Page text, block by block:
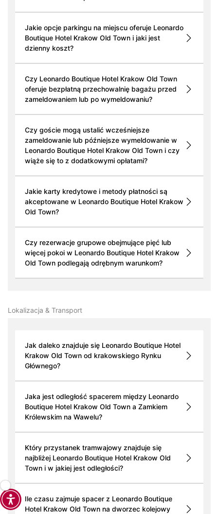
Jakie opcje parkingu na miejscu oferuje Leonardo
Boutique Hotel Krakow Old Town i jaki jest
dzienny koszt?
Czy Leonardo Boutique Hotel Krakow Old Town
oferuje bezpłatną przechowalnię bagażu przed
zameldowaniem lub po wymeldowaniu?
Czy goście mogą ustalić wcześniejsze
zameldowanie lub późniejsze wymeldowanie w
Leonardo Boutique Hotel Krakow Old Town i czy
wiąże się to z dodatkowymi opłatami?
Jakie karty kredytowe i metody płatności są
akceptowane w Leonardo Boutique Hotel Krakow
Old Town?
Czy rezerwacje grupowe obejmujące pięć lub
więcej pokoi w Leonardo Boutique Hotel Krakow
Old Town podlegają odrębnym warunkom?
Lokalizacja & Transport
Jak daleko znajduje się Leonardo Boutique Hotel
Krakow Old Town od krakowskiego Rynku
Głównego?
Jaka jest odległość spacerem między Leonardo
Boutique Hotel Krakow Old Town a Zamkiem
Królewskim na Wawelu?
Który przystanek tramwajowy znajduje się
najbliżej Leonardo Boutique Hotel Krakow Old
Town i w jakiej jest odległości?
Ile czasu zajmuje spacer z Leonardo Boutique
Hotel Krakow Old Town na dworzec kolejowy